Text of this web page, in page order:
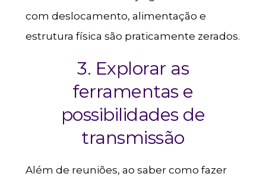
com deslocamento, alimentação e
estrutura física são praticamente zerados.
3. Explorar as
ferramentas e
possibilidades de
transmissão
Além de reuniões, ao saber como fazer